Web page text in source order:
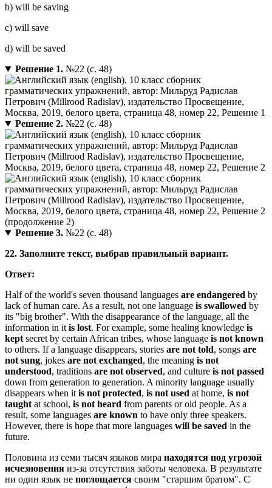
b) will be saving
c) will save
d) will be saved
Решение 1.№22 (с. 48)
Решение 2.№22 (с. 48)
Решение 3.№22 (с. 48)
22. Заполните текст, выбрав правильный вариант.
Ответ:
Half of the world's seven thousand languages are endangered by
lack of human care. As a result, not one language is swallowed by
its "big brother". With the disappearance of the language, all the
information in it is lost. For example, some healing knowledge is
kept secret by certain African tribes, whose language is not known
to others. If a language disappears, stories are not told, songs are
not sung, jokes are not exchanged, the meaning is not
understood, traditions are not observed, and culture is not passed
down from generation to generation. A minority language usually
disappears when it is not protected, is not used at home, is not
taught at school, is not heard from parents or old people. As a
result, some languages are known to have only three speakers.
However, there is hope that more languages will be saved in the
future.
Половина из семи тысяч языков мира находятся под угрозой
исчезновения из-за отсутствия заботы человека. В результате
ни один язык не поглощается своим "старшим братом". С